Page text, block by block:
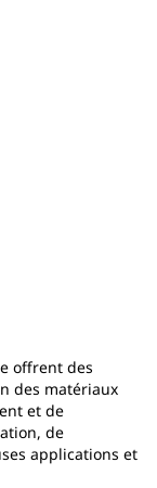
offrent des
des matériaux
et de
de
applications et